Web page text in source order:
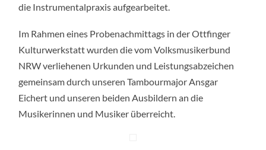
die Instrumentalpraxis aufgearbeitet.
Im Rahmen eines Probenachmittags in der Ottfinger
Kulturwerkstatt wurden die vom Volksmusikerbund
NRW verliehenen Urkunden und Leistungsabzeichen
gemeinsam durch unseren Tambourmajor Ansgar
Eichert und unseren beiden Ausbildern an die
Musikerinnen und Musiker überreicht.